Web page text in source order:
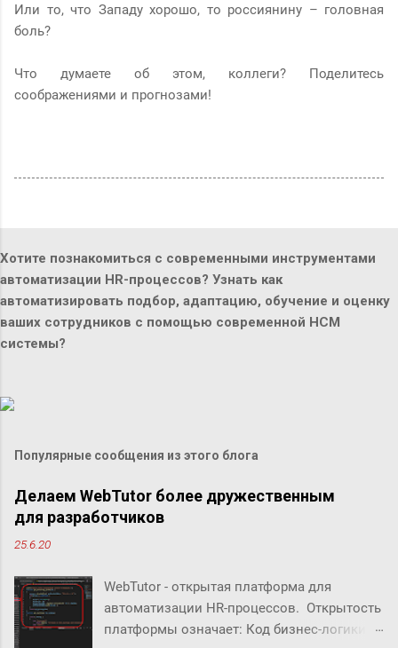
Или то, что Западу хорошо, то россиянину – головная
боль?
Что думаете об этом, коллеги? Поделитесь
соображениями и прогнозами!
Хотите познакомиться с современными инструментами
автоматизации HR-процессов? Узнать как
автоматизировать подбор, адаптацию, обучение и оценку
ваших сотрудников с помощью современной HCM
системы?
Популярные сообщения из этого блога
Делаем WebTutor более дружественным
для разработчиков
25.6.20
WebTutor - открытая платформа для
автоматизации HR-процессов. Открытость
платформы означает: Код бизнес-логики